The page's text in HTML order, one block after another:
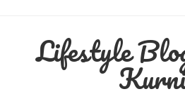
contentLifestyle